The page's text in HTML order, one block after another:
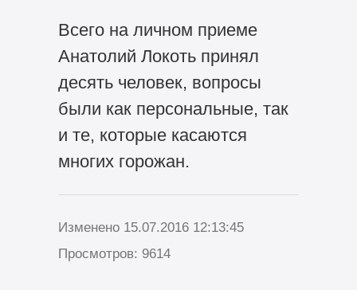
Всего на личном приеме
Анатолий Локоть принял
десять человек, вопросы
были как персональные, так
и те, которые касаются
многих горожан.
Изменено 15.07.2016 12:13:45
Просмотров: 9614